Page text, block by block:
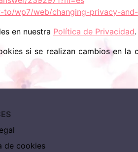
wp7/web/changing-privacy-
en nuestra Política de Privacidad.
si se realizan cambios en la
de cookies